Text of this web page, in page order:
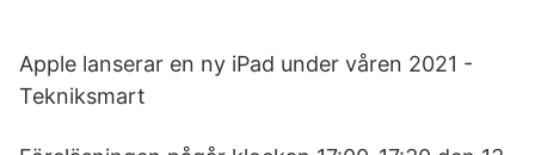
Apple lanserar en ny iPad under våren 2021 -
Tekniksmart